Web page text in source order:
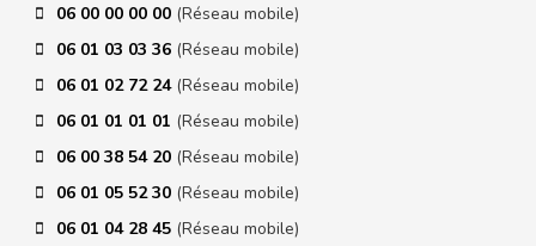
06 00 00 00 00 (Réseau mobile)
06 01 03 03 36 (Réseau mobile)
06 01 02 72 24 (Réseau mobile)
06 01 01 01 01 (Réseau mobile)
06 00 38 54 20 (Réseau mobile)
06 01 05 52 30 (Réseau mobile)
06 01 04 28 45 (Réseau mobile)